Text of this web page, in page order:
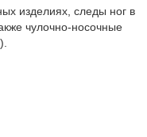
изделиях, следы ног в
чулочно-носочные